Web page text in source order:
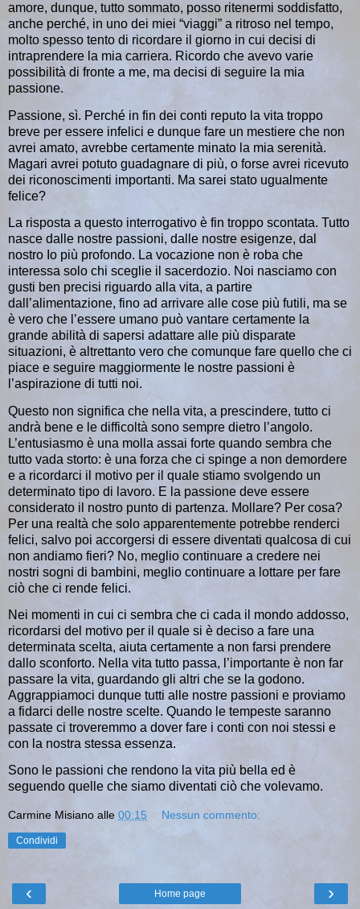
amore, dunque, tutto sommato, posso ritenermi soddisfatto,
anche perché, in uno dei miei “viaggi” a ritroso nel tempo,
molto spesso tento di ricordare il giorno in cui decisi di
intraprendere la mia carriera. Ricordo che avevo varie
possibilità di fronte a me, ma decisi di seguire la mia
passione.
Passione, sì. Perché in fin dei conti reputo la vita troppo
breve per essere infelici e dunque fare un mestiere che non
avrei amato, avrebbe certamente minato la mia serenità.
Magari avrei potuto guadagnare di più, o forse avrei ricevuto
dei riconoscimenti importanti. Ma sarei stato ugualmente
felice?
La risposta a questo interrogativo è fin troppo scontata. Tutto
nasce dalle nostre passioni, dalle nostre esigenze, dal
nostro Io più profondo. La vocazione non è roba che
interessa solo chi sceglie il sacerdozio. Noi nasciamo con
gusti ben precisi riguardo alla vita, a partire
dall’alimentazione, fino ad arrivare alle cose più futili, ma se
è vero che l ’essere umano può vantare certamente la
grande abilità di sapersi adattare alle più disparate
situazioni, è altrettanto vero che comunque fare quello che ci
piace e seguire maggiormente le nostre passioni è
l’aspirazione di tutti noi.
Questo non significa che nella vita, a prescindere, tutto ci
andrà bene e le difficoltà sono sempre dietro l’angolo.
L’entusiasmo è una molla assai forte quando sembra che
tutto vada storto: è una forza che ci spinge a non demordere
e a ricordarci il motivo per il quale stiamo svolgendo un
determinato tipo di lavoro. E la passione deve essere
considerato il nostro punto di partenza. Mollare? Per cosa?
Per una realtà che solo apparentemente potrebbe renderci
felici, salvo poi accorgersi di essere diventati qualcosa di cui
non andiamo fieri? No, meglio continuare a credere nei
nostri sogni di bambini, meglio continuare a lottare per fare
ciò che ci rende felici.
Nei momenti in cui ci sembra che ci cada il mondo addosso,
ricordarsi del motivo per il quale si è deciso a fare una
determinata scelta, aiuta certamente a non farsi prendere
dallo sconforto. Nella vita tutto passa, l’importante è non far
passare la vita, guardando gli altri che se la godono.
Aggrappiamoci dunque tutti alle nostre passioni e proviamo
a fidarci delle nostre scelte. Quando le tempeste saranno
passate ci troveremmo a dover fare i conti con noi stessi e
con la nostra stessa essenza.
Sono le passioni che rendono la vita più bella ed è
seguendo quelle che siamo diventati ciò che volevamo.
Carmine Misiano alle 00:15 Nessun commento:
Condividi
‹ ›
Home page